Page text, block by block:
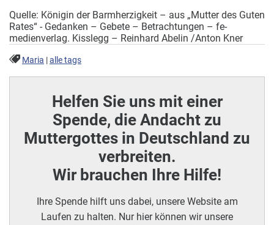
Quelle: Königin der Barmherzigkeit – aus „Mutter des Guten
Rates“ - Gedanken – Gebete – Betrachtungen – fe-
medienverlag. Kisslegg – Reinhard Abelin /Anton Kner
Maria |alle tags
Helfen Sie uns mit einer
Spende, die Andacht zu
Muttergottes in Deutschland zu
verbreiten.
Wir brauchen Ihre Hilfe!
Ihre Spende hilft uns dabei, unsere Website am
Laufen zu halten. Nur hier können wir unsere